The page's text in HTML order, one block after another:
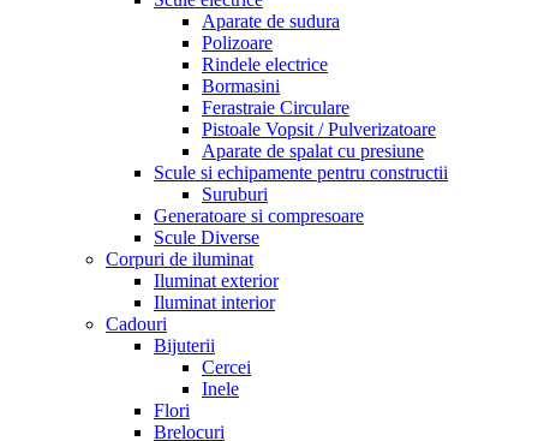
Aparate de sudura
Polizoare
Rindele electrice
Bormasini
Ferastraie Circulare
Pistoale Vopsit / Pulverizatoare
Aparate de spalat cu presiune
Scule si echipamente pentru constructii
Suruburi
Generatoare si compresoare
Scule Diverse
Corpuri de iluminat
Iluminat exterior
Iluminat interior
Cadouri
Bijuterii
Cercei
Inele
Flori
Brelocuri